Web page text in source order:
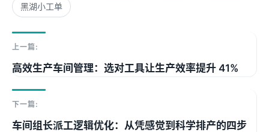
黑湖小工单
上一篇:
高效生产车间管理：选对工具让生产效率提升 41%
下一篇:
车间组长派工逻辑优化：从凭感觉到科学排产的四步